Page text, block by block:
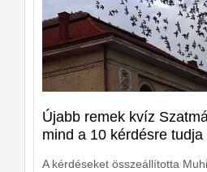
Újabb remek kvíz
mind a 10 kérdésre
A kérdéseket összeállította